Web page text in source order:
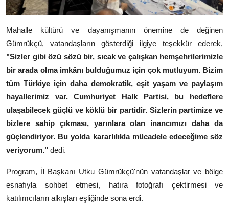
Mahalle kültürü ve dayanışmanın önemine de değinen
Gümrükçü, vatandaşların gösterdiği ilgiye teşekkür ederek,
"Sizler gibi özü sözü bir, sıcak ve çalışkan hemşehrilerimizle
bir arada olma imkânı bulduğumuz için çok mutluyum. Bizim
tüm Türkiye için daha demokratik, eşit yaşam ve paylaşım
hayallerimiz var. Cumhuriyet Halk Partisi, bu hedeflere
ulaşabilecek güçlü ve köklü bir partidir. Sizlerin partimize ve
bizlere sahip çıkması, yarınlara olan inancımızı daha da
güçlendiriyor. Bu yolda kararlılıkla mücadele edeceğime söz
veriyorum." dedi.
Program, İl Başkanı Utku Gümrükçü'nün vatandaşlar ve bölge
esnafıyla sohbet etmesi, hatıra fotoğrafı çektirmesi ve
katılımcıların alkışları eşliğinde sona erdi.